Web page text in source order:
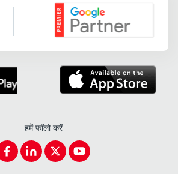
Google Partner
हमें फॉलो करें